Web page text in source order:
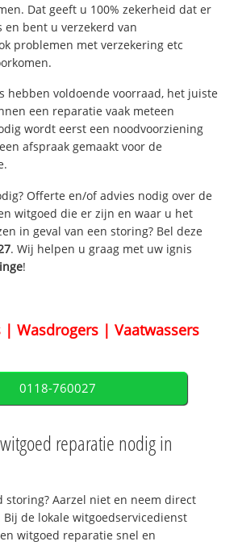
Dat geeft u 100% zekerheid dat er
en bent u verzekerd van
problemen met verzekering etc
hebben voldoende voorraad, het juiste
een reparatie vaak meteen
wordt eerst een noodvoorziening
afspraak gemaakt voor de
Offerte en/of advies nodig over de
witgoed die er zijn en waar u het
in geval van een storing? Bel deze
. Wij helpen u graag met uw ignis
!
| Wasdrogers | Vaatwassers
0118-760027
reparatie nodig in
storing? Aarzel niet en neem direct
de lokale witgoedservicedienst
witgoed reparatie snel en